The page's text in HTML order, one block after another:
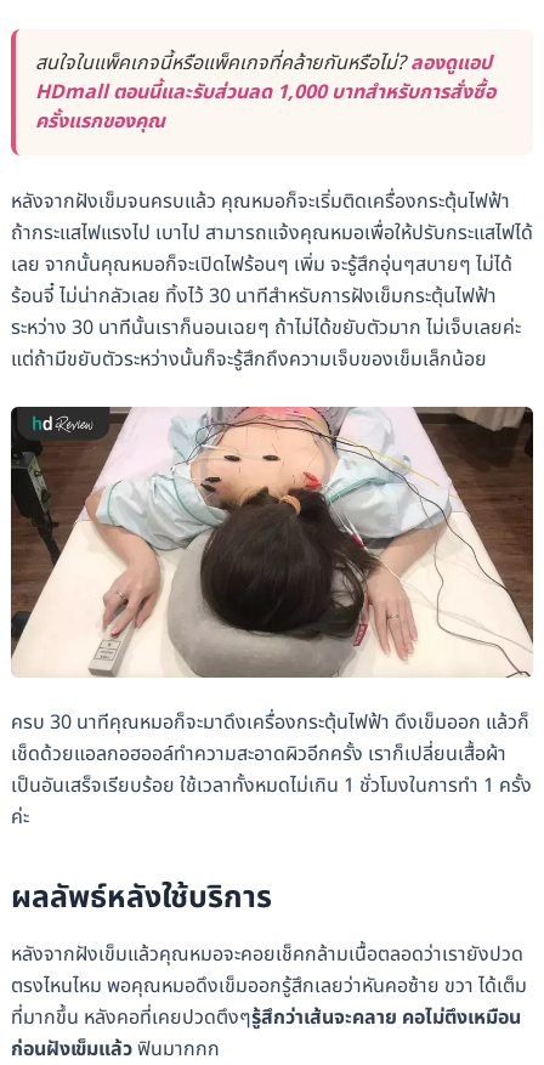
สนใจในแพ็คเกจนี้หรือแพ็คเกจที่คล้ายกันหรือไม่?ลองดูแอป
HDmall ตอนนี้และรับส่วนลด 1,000 บาทสำหรับการสั่งซื้อ
ครั้งแรกของคุณ
หลังจากฝังเข็มจนครบแล้ว คุณหมอก็จะเริ่มติดเครื่องกระตุ้นไฟฟ้า
ถ้ากระแสไฟแรงไป เบาไป สามารถแจ้งคุณหมอเพื่อให้ปรับกระแสไฟได้
เลย จากนั้นคุณหมอก็จะเปิดไฟร้อนๆ เพิ่ม จะรู้สึกอุ่นๆสบายๆ ไม่ได้
ร้อนจี๋ ไม่น่ากลัวเลย ทิ้งไว้ 30 นาทีสำหรับการฝังเข็มกระตุ้นไฟฟ้า
ระหว่าง 30 นาทีนั้นเราก็นอนเฉยๆ ถ้าไม่ได้ขยับตัวมาก ไม่เจ็บเลยค่ะ
แต่ถ้ามีขยับตัวระหว่างนั้นก็จะรู้สึกถึงความเจ็บของเข็มเล็กน้อย
ครบ 30 นาทีคุณหมอก็จะมาดึงเครื่องกระตุ้นไฟฟ้า ดึงเข็มออก แล้วก็
เช็ดด้วยแอลกอฮออล์ทำความสะอาดผิวอีกครั้ง เราก็เปลี่ยนเสื้อผ้า
เป็นอันเสร็จเรียบร้อย ใช้เวลาทั้งหมดไม่เกิน 1 ชั่วโมงในการทำ 1 ครั้ง
ค่ะ
ผลลัพธ์หลังใช้บริการ
หลังจากฝังเข็มแล้วคุณหมอจะคอยเช็คกล้ามเนื้อตลอดว่าเรายังปวด
ตรงไหนไหม พอคุณหมอดึงเข็มออกรู้สึกเลยว่าหันคอซ้าย ขวา ได้เต็ม
ที่มากขึ้น หลังคอที่เคยปวดตึงๆรู้สึกว่าเส้นจะคลาย คอไม่ตึงเหมือน
ก่อนฝังเข็มแล้วฟินมากกก